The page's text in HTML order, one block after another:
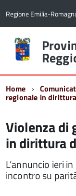
Regione Emilia-
Torna
alla
home
Home
regionale in
Violenza di
in dirittura
L’annuncio ieri
incontro su